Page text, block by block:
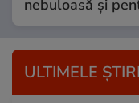
nebuloasă și
ULTIMELE ȘTIRI